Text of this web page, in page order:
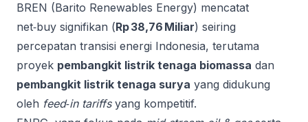
BREN (Barito Renewables Energy) mencatat
net‑buy signifikan (Rp 38,76 Miliar) seiring
percepatan transisi energi Indonesia, terutama
proyek pembangkit listrik tenaga biomassa dan
pembangkit listrik tenaga surya yang didukung
oleh feed‑in tariffsyang kompetitif.